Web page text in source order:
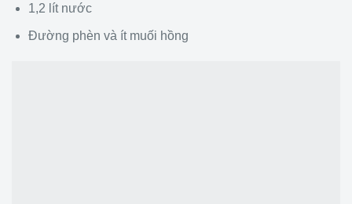
1,2 lít nước
Đường phèn và ít muối hồng